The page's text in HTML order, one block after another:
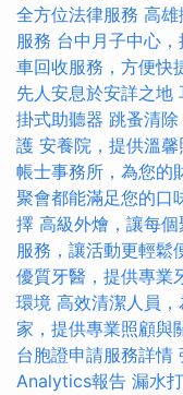
全方位法律服務 高雄
服務 台中月子中心
車回收服務，方便快
先人安息於安詳之地
掛式助聽器 跳蚤清
護 安養院，提供溫
帳士事務所，為您的
聚會都能滿足您的口
擇 高級外燴，讓每
服務，讓活動更輕鬆
優質牙醫，提供專業
環境 高效清潔人員
家，提供專業照顧與
台胞證申請服務詳情
Analytics報告 漏水